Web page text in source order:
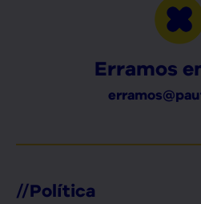
Erramos
//Política